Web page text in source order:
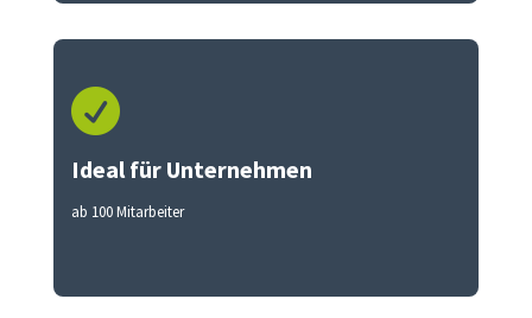

Ideal für Unternehmen
ab 100 Mitarbeiter